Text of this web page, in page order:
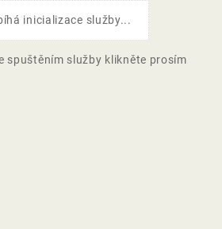
inicializace služby...
spuštěním služby klikněte prosím